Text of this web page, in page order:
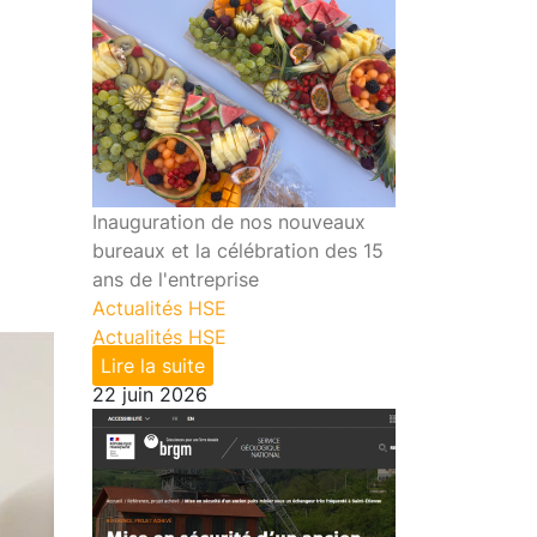
Inauguration de nos nouveaux
bureaux et la célébration des 15
ans de l'entreprise
Actualités HSE
Actualités HSE
Lire la suite
22 juin 2026